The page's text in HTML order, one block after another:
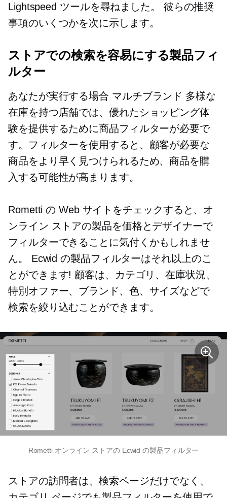
Lightspeed ツールを尋ねました。 彼らの推奨
事項のいくつかを次に示します。
ストアでの検索を容易にする製品フィ
ルター
あなたが実行する場合 マルチブランド 多様な
在庫を持つ店舗では、優れたショッピング体
験を提供するために商品フィルターが必要で
す。フィルターを使用すると、顧客が必要な
商品をより早く見つけられるため、商品を購
入する可能性が高まります。
Rometti の Web サイトをチェックすると、オ
ンライン ストアの製品を価格とデザイナーで
フィルターできることに気付くかもしれませ
ん。 Ecwid の製品フィルターはそれ以上のこ
とができます! 顧客は、カテゴリ、在庫状況、
特別オファー、ブランド、色、サイズなどで
検索を絞り込むことができます。
Rometti オンライン ストアの Ecwid の製品フィルター
ストアの訪問者は、検索ページだけでなく、